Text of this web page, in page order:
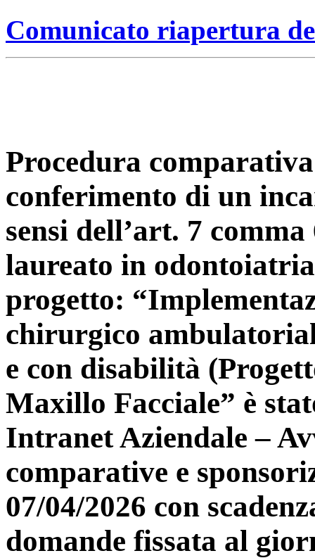
Comunicato riapertura
Procedura
conferimento di un
sensi dell’art. 7
laureato in
progetto:
chirurgico
e con disabilità
Maxillo Facciale” è
Intranet Aziendale –
comparative e
07/04/2026 con
domande fissata al